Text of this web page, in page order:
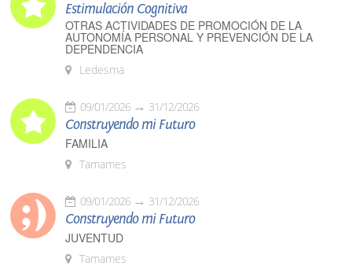
Estimulación Cognitiva
OTRAS ACTIVIDADES DE PROMOCIÓN DE LA
AUTONOMÍA PERSONAL Y PREVENCIÓN DE LA
DEPENDENCIA
Ledesma
09/01/2026 31/12/2026
Construyendo mi Futuro
FAMILIA
Tamames
09/01/2026 31/12/2026
Construyendo mi Futuro
JUVENTUD
Tamames